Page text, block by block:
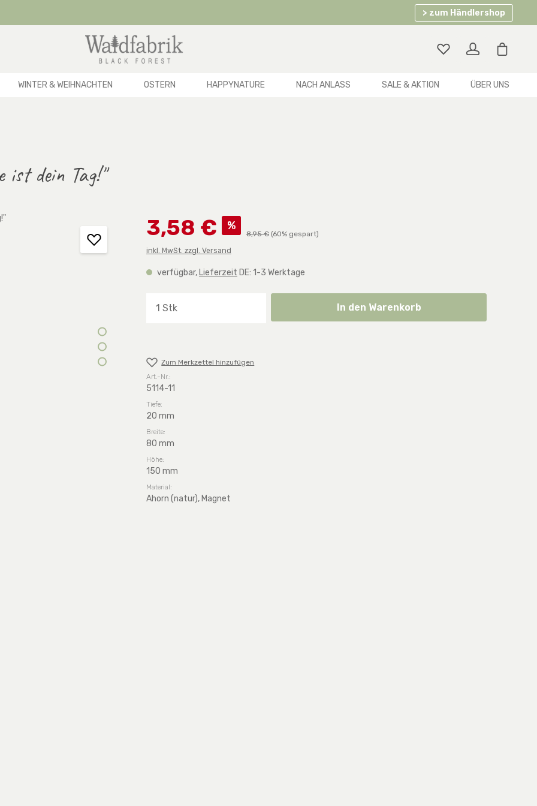
> zum Händlershop
WINTER & WEIHNACHTEN OSTERN HAPPYNATURE NACH ANLASS SALE & AKTION ÜBER UNS
ist dein Tag!"
3,58 € %
Regulärer Preis:
8,95 € (60% gespart)
inkl. MwSt. zzgl. Versand
verfügbar, Lieferzeit DE: 1-3 Werktage
Produkt Anzahl: Gib den gewünschten Wert ein oder
In den Warenkorb
Zum Merkzettel hinzufügen
Art.-Nr.:
5114-11
Tiefe:
20 mm
Breite:
80 mm
Höhe:
150 mm
Material:
Ahorn (natur), Magnet